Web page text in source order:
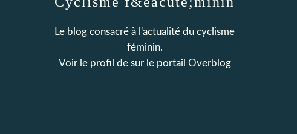
Le blog consacré à l'actualité du cyclisme
féminin.
Voir le profil de sur le portail Overblog